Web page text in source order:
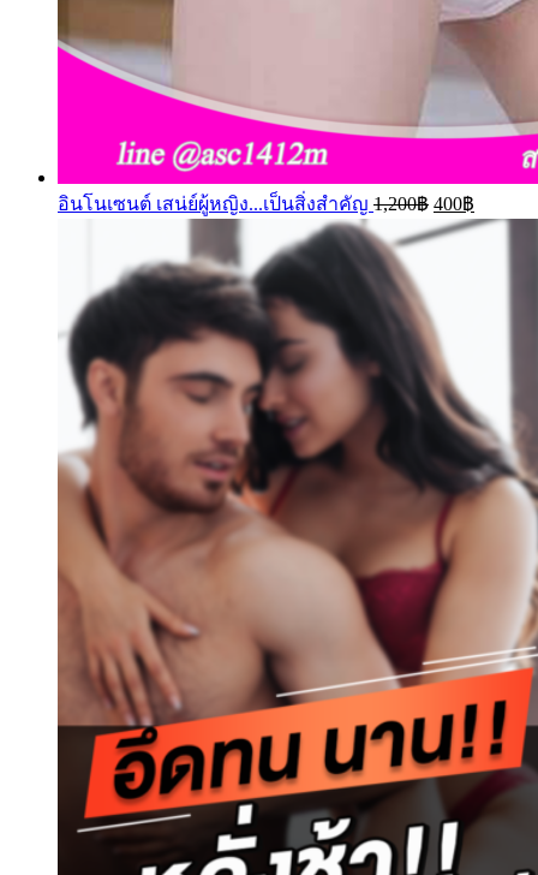
อินโนเซนต์ เสน่ย์ผู้หญิง...เป็นสิ่งสำคัญ 1,200฿ 400฿